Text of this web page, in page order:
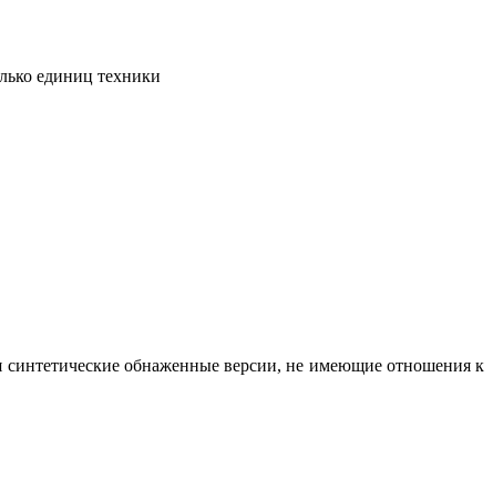
единиц техники
синтетические обнаженные версии, не имеющие отношения к